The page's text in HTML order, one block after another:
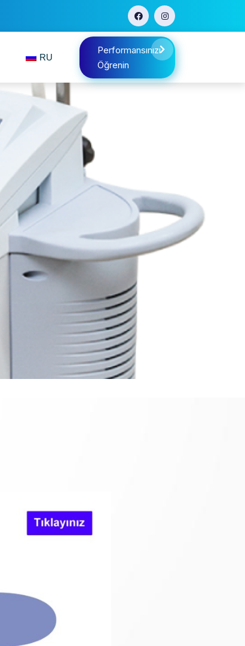
RU
Performansınızı
Öğrenin